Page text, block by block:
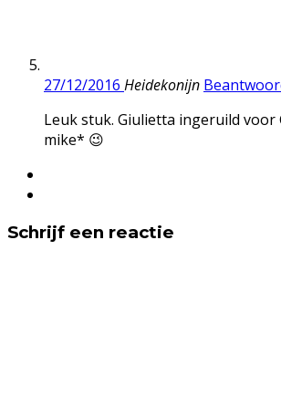
27/12/2016 Heidekonijn
Leuk stuk. Giulietta ingeruild voor
mike* 😉
Schrijf een reactie